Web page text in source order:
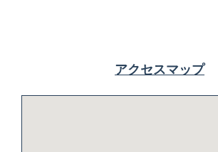
アクセスマップ